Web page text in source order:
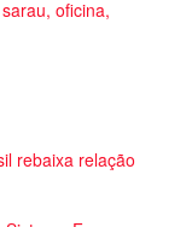
oficina,
rebaixa relação